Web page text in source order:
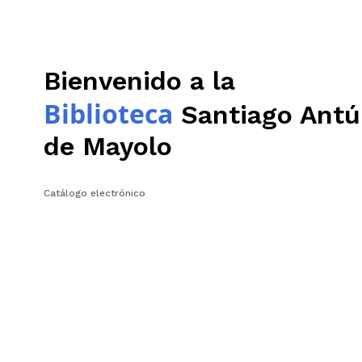
Bienvenido a la
Biblioteca Santiago
de Mayolo
Catálogo electrónico